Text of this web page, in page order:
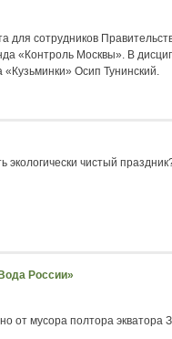
для сотрудников
«Контроль Москвы». В
«Кузьминки» Осип Тунинский.
экологически чистый
России»
от мусора полтора экватора